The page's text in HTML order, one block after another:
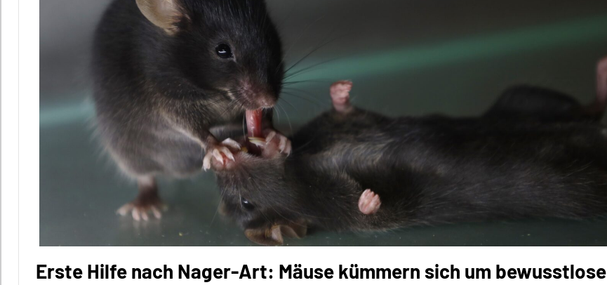
Erste Hilfe nach Nager-Art: Mäuse kümmern sich um bewusstlose